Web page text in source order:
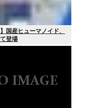
】国産ヒューマノイド、
登場